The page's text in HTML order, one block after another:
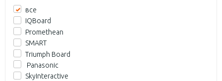
все
IQBoard
Promethean
SMART
Triumph Board
Panasonic
SkyInteractive